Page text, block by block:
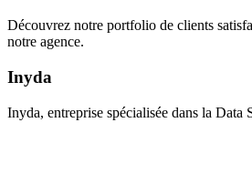
Découvrez notre portfolio de clients
notre agence.
Inyda
Inyda, entreprise spécialisée dans la Data